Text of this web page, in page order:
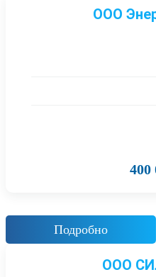
ООО
400
Подробно
ООО